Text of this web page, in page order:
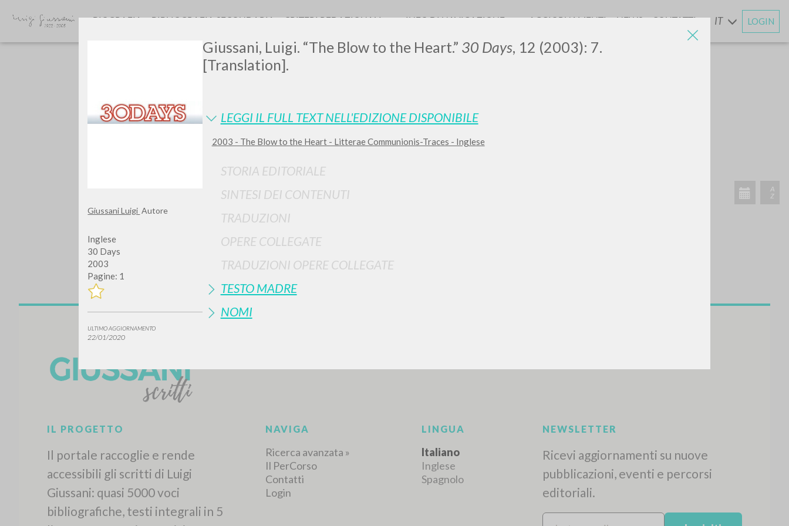
Giussani Luigi Autore
Inglese
30 Days
2003
Pagine: 1
ULTIMO AGGIORNAMENTO
22/01/2020
Giussani, Luigi. “The Blow to the Heart.” 30 Days, 12 (2003): 7.
[Translation].
LEGGI IL FULL TEXT NELL'EDIZIONE DISPONIBILE
2003 - The Blow to the Heart - Litterae Communionis-Traces - Inglese
STORIA EDITORIALE
SINTESI DEI CONTENUTI
TRADUZIONI
OPERE COLLEGATE
TRADUZIONI OPERE COLLEGATE
TESTO MADRE
NOMI
BIOGRAFIA BIBLIOGRAFIA SECONDARIA CRITERI REDAZIONALI INFO DI NAVIGAZIONE AGGIORNAMENTIENEWS CONTATTI IT LOGIN
Vuoi risultati ancora più precisi? Utilizza laRICERCA AVANZATA »
0
Visualizza dettagli per tipologia
TIPOLOGIA OPERA LINGUA
IL PROGETTO
Il portale raccoglie e rende
NAVIGA LINGUA NEWSLETTER
Ricevi aggiornamenti su nuove